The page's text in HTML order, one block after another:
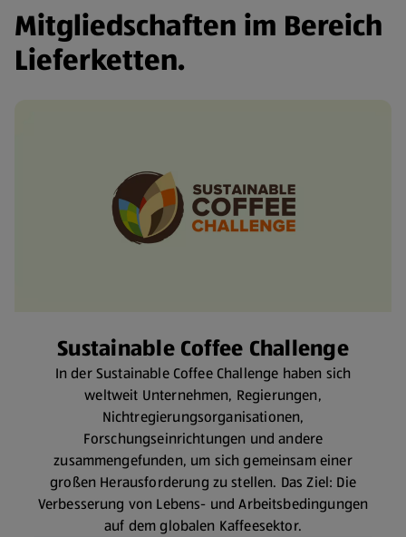
Mitgliedschaften im Bereich
Lieferketten.
Sustainable Coffee Challenge
In der Sustainable Coffee Challenge haben sich
weltweit Unternehmen, Regierungen,
Nichtregierungsorganisationen,
Forschungseinrichtungen und andere
zusammengefunden, um sich gemeinsam einer
großen Herausforderung zu stellen. Das Ziel: Die
Verbesserung von Lebens- und Arbeitsbedingungen
auf dem globalen Kaffeesektor.